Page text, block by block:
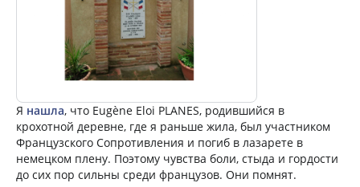
Я нашла, что Eugène Eloi PLANES, родившийся в
крохотной деревне, где я раньше жила, был участником
Французского Сопротивления и погиб в лазарете в
немецком плену. Поэтому чувства боли, стыда и гордости
до сих пор сильны среди французов. Они помнят.